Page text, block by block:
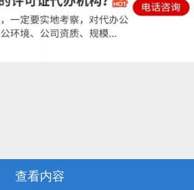
查看内容